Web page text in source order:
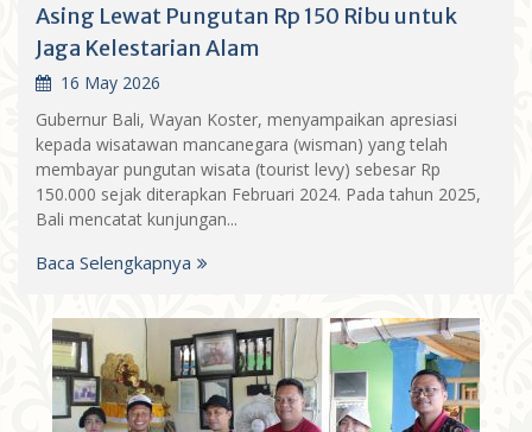
Asing Lewat Pungutan Rp 150 Ribu untuk
Jaga Kelestarian Alam
16 May 2026
Gubernur Bali, Wayan Koster, menyampaikan apresiasi
kepada wisatawan mancanegara (wisman) yang telah
membayar pungutan wisata (tourist levy) sebesar Rp
150.000 sejak diterapkan Februari 2024. Pada tahun 2025,
Bali mencatat kunjungan...
Baca Selengkapnya